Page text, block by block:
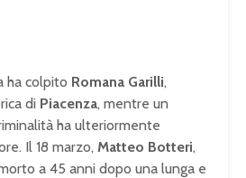
ha colpito Romana Garilli,
di Piacenza, mentre un
ha ulteriormente
Il 18 marzo, Matteo Botteri,
a 45 anni dopo una lunga e